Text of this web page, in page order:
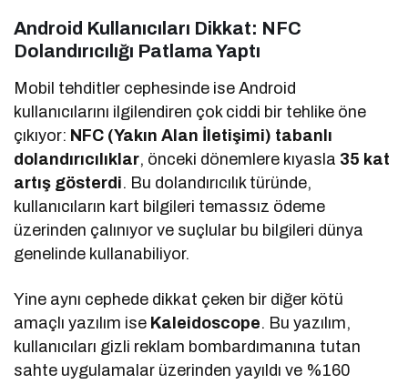
Android Kullanıcıları Dikkat: NFC
Dolandırıcılığı Patlama Yaptı
Mobil tehditler cephesinde ise Android
kullanıcılarını ilgilendiren çok ciddi bir tehlike öne
çıkıyor: NFC (Yakın Alan İletişimi) tabanlı
dolandırıcılıklar, önceki dönemlere kıyasla 35 kat
artış gösterdi. Bu dolandırıcılık türünde,
kullanıcıların kart bilgileri temassız ödeme
üzerinden çalınıyor ve suçlular bu bilgileri dünya
genelinde kullanabiliyor.
Yine aynı cephede dikkat çeken bir diğer kötü
amaçlı yazılım ise Kaleidoscope. Bu yazılım,
kullanıcıları gizli reklam bombardımanına tutan
sahte uygulamalar üzerinden yayıldı ve %160